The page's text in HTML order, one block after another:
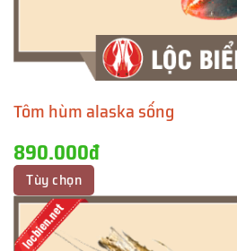
Tôm hùm alaska sống
890.000đ
Tùy chọn